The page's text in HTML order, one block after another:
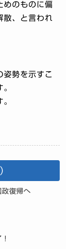
めのものに偏
散、と言われ
姿勢を示すこ
政復帰へ